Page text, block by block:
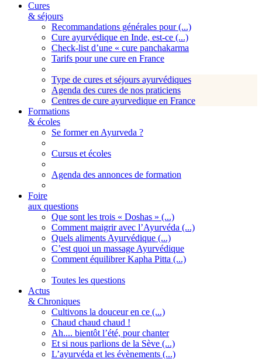
Cures
& séjours
Recommandations générales pour (...)
Cure ayurvédique en Inde, est-ce (...)
Check-list d’une « cure panchakarma
Tarifs pour une cure en France
Type de cures et séjours ayurvédiques
Agenda des cures de nos praticiens
Centres de cure ayurvedique en France
Formations
& écoles
Se former en Ayurveda ?
Cursus et écoles
Agenda des annonces de formation
Foire
aux questions
Que sont les trois « Doshas » (...)
Comment maigrir avec l’Ayurvéda (...)
Quels aliments Ayurvédique (...)
C’est quoi un massage Ayurvédique
Comment équilibrer Kapha Pitta (...)
Toutes les questions
Actus
& Chroniques
Cultivons la douceur en ce (...)
Chaud chaud chaud !
Ah.... bientôt l’été, pour chanter
Et si nous parlions de la Sève (...)
L’ayurvéda et les évènements (...)